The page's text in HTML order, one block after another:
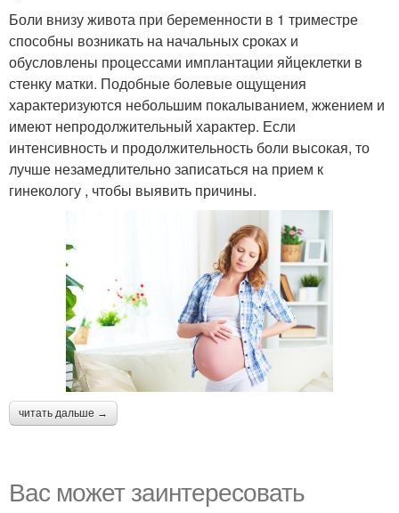
Боли внизу живота при беременности в 1 триместре
способны возникать на начальных сроках и
обусловлены процессами имплантации яйцеклетки в
стенку матки. Подобные болевые ощущения
характеризуются небольшим покалыванием, жжением и
имеют непродолжительный характер. Если
интенсивность и продолжительность боли высокая, то
лучше незамедлительно записаться на прием к
гинекологу , чтобы выявить причины.
читать дальше →
Вас может заинтересовать